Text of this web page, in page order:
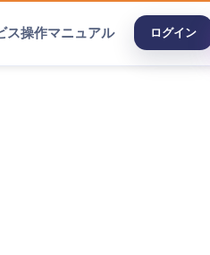
ス操作マニュアル ログイン